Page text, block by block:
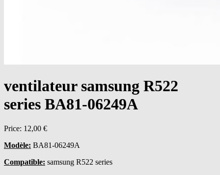
ventilateur samsung R522
series BA81-06249A
Price: 12,00 €
Modèle: BA81-06249A
Compatible: samsung R522 series